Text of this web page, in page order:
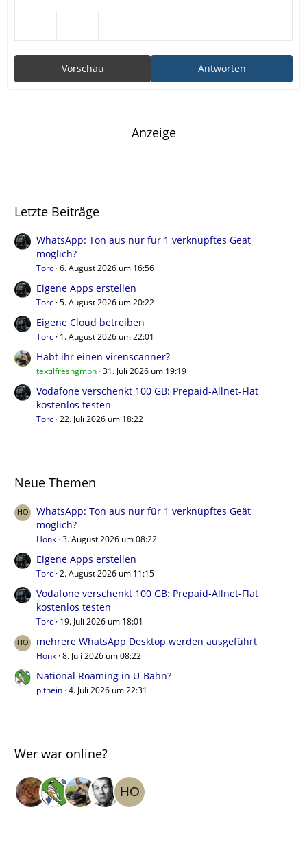
Antworten
Vorschau
Anzeige
Letzte Beiträge
WhatsApp: Ton aus nur für 1 verknüpftes Geät
möglich?
Torc 6. August 2026 um 16:56
Eigene Apps erstellen
Torc 5. August 2026 um 20:22
Eigene Cloud betreiben
Torc 1. August 2026 um 22:01
Habt ihr einen virenscanner?
textilfreshgmbh 31. Juli 2026 um 19:19
Vodafone verschenkt 100 GB: Prepaid-Allnet-Flat
kostenlos testen
Torc 22. Juli 2026 um 18:22
Neue Themen
WhatsApp: Ton aus nur für 1 verknüpftes Geät
möglich?
Honk 3. August 2026 um 08:22
Eigene Apps erstellen
Torc 2. August 2026 um 11:15
Vodafone verschenkt 100 GB: Prepaid-Allnet-Flat
kostenlos testen
Torc 19. Juli 2026 um 18:01
mehrere WhatsApp Desktop werden ausgeführt
Honk 8. Juli 2026 um 08:22
National Roaming in U-Bahn?
pithein 4. Juli 2026 um 22:31
Wer war online?